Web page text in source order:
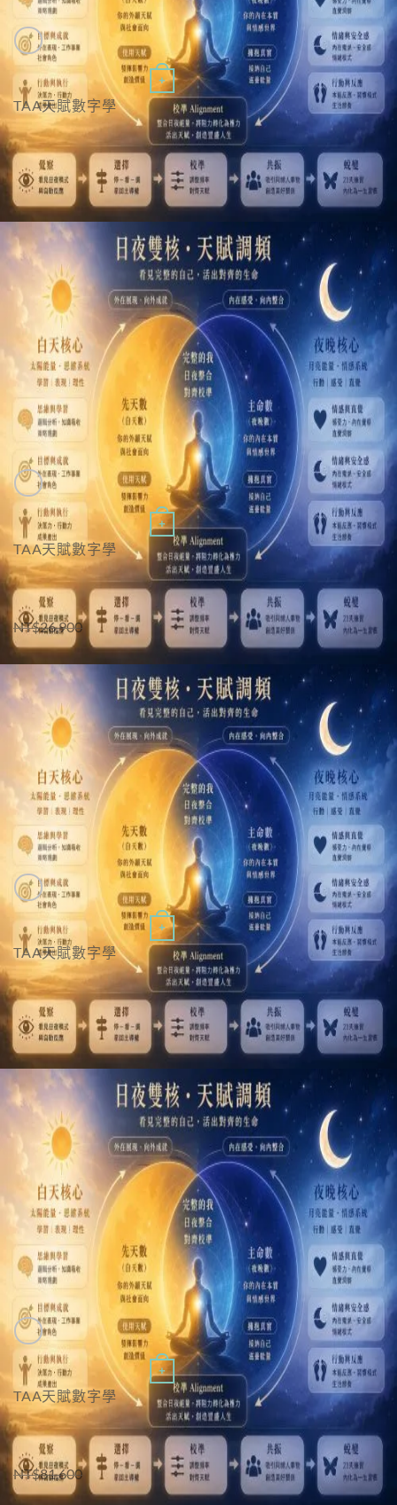
+
Quick View
TAA天賦數字學
TAA天賦數字學｜基礎班
NT$19,900
特價
+
Quick View
TAA天賦數字學
TAA天賦數字學｜限時直升進階班
NT$26,900
原
始
格：
NT$26,900。
NT$19,900目
前
格：
NT$19,900。
+
Quick View
TAA天賦數字學
TAA天賦數字學｜進階班
NT$26,900
特價
+
Quick View
TAA天賦數字學
TAA天賦數字學｜導師證照全修班
NT$81,600
原
始
NT$39,800目
前